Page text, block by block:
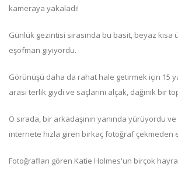
kameraya yakaladı!
Günlük gezintisi sırasında bu basit, beyaz kısa
eşofman giyiyordu.
Görünüşü daha da rahat hale getirmek için 15
arası terlik giydi ve saçlarını alçak, dağınık bir
O sırada, bir arkadaşının yanında yürüyordu
internete hızla giren birkaç fotoğraf çekmeden
Fotoğrafları gören Katie Holmes'un birçok